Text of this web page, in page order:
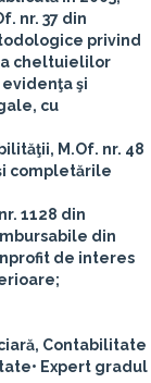
nr. 37 din
privind
cheltuielilor
şi
cu
M.Of. nr. 48
completările
1128 din
din
de interes
Contabilitate
• Expert gradul